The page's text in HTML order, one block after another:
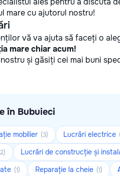
mare cu ajutorul nostru!
vă va ajuta să faceți o
mare chiar acum!
și găsiți cei mai buni
în Bubuieci
mobilier (3) Lucrări electrice
Lucrări de construcție și
(1) Reparație la cheie (1)